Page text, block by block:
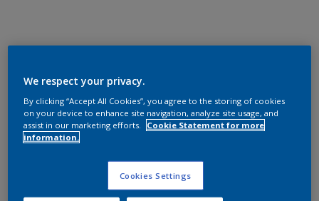
We respect your privacy.
By clicking “Accept All Cookies”, you agree to the storing of cookies
on your device to enhance site navigation, analyze site usage, and
assist in our marketing efforts.
Cookie Statement for more
information.
Cookies Settings